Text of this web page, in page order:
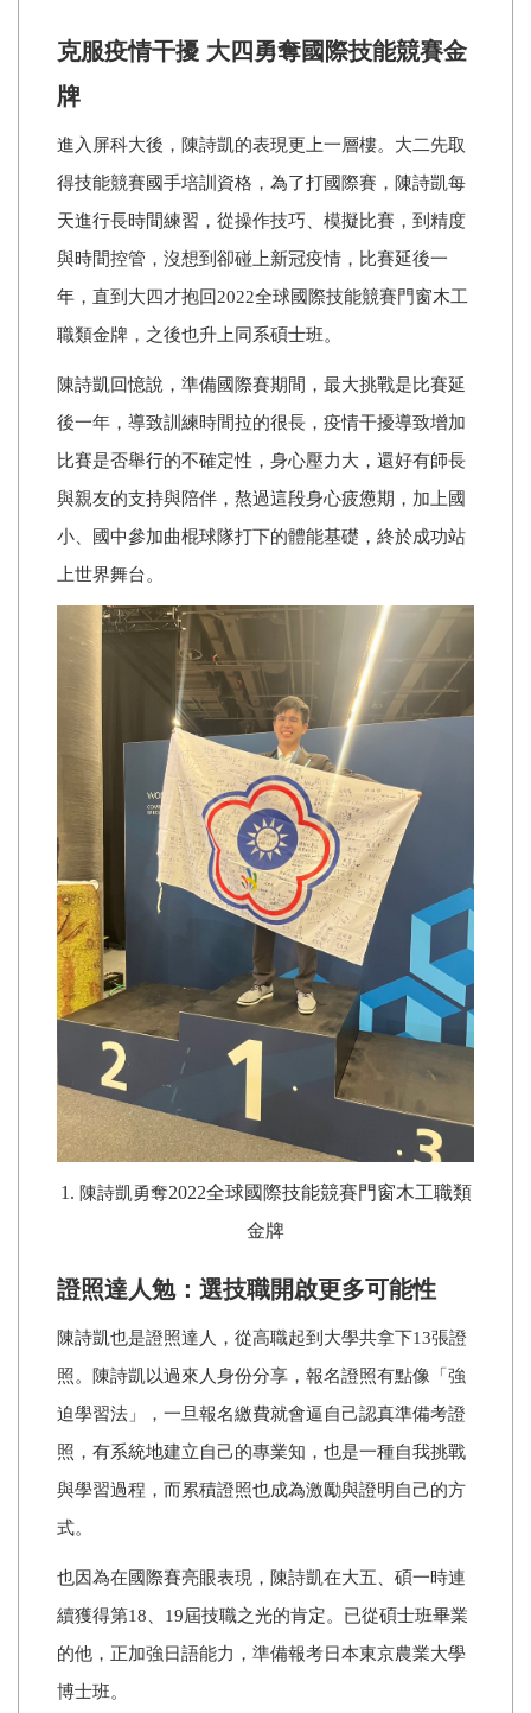
克服疫情干擾 大四勇奪國際技能競賽金
牌
進入屏科大後，陳詩凱的表現更上一層樓。大二先取
得技能競賽國手培訓資格，為了打國際賽，陳詩凱每
天進行長時間練習，從操作技巧、模擬比賽，到精度
與時間控管，沒想到卻碰上新冠疫情，比賽延後一
年，直到大四才抱回2022全球國際技能競賽門窗木工
職類金牌，之後也升上同系碩士班。
陳詩凱回憶說，準備國際賽期間，最大挑戰是比賽延
後一年，導致訓練時間拉的很長，疫情干擾導致增加
比賽是否舉行的不確定性，身心壓力大，還好有師長
與親友的支持與陪伴，熬過這段身心疲憊期，加上國
小、國中參加曲棍球隊打下的體能基礎，終於成功站
上世界舞台。
1. 陳詩凱勇奪2022全球國際技能競賽門窗木工職類
金牌
證照達人勉：選技職開啟更多可能性
陳詩凱也是證照達人，從高職起到大學共拿下13張證
照。陳詩凱以過來人身份分享，報名證照有點像「強
迫學習法」，一旦報名繳費就會逼自己認真準備考證
照，有系統地建立自己的專業知，也是一種自我挑戰
與學習過程，而累積證照也成為激勵與證明自己的方
式。
也因為在國際賽亮眼表現，陳詩凱在大五、碩一時連
續獲得第18、19屆技職之光的肯定。已從碩士班畢業
的他，正加強日語能力，準備報考日本東京農業大學
博士班。